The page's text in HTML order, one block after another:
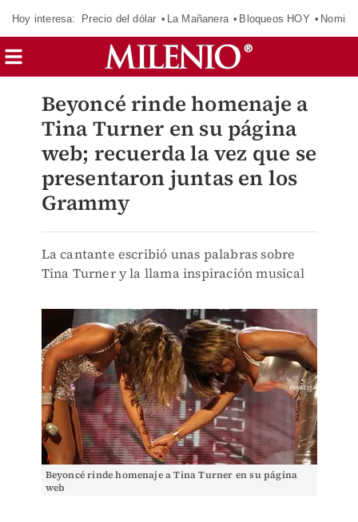
Hoy interesa: Precio del dólar La Mañanera Bloqueos HOY
Beyoncé rinde homenaje a
Tina Turner en su página
web; recuerda la vez que se
presentaron juntas en los
Grammy
La cantante escribió unas palabras sobre
Tina Turner y la llama inspiración musical
Beyoncé rinde homenaje a Tina Turner en su página
web